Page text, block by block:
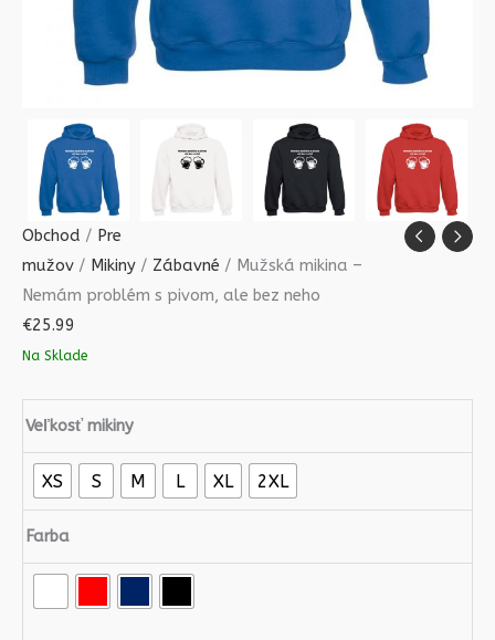
Obchod / Pre
mužov / Mikiny / Zábavné / Mužská mikina –
Nemám problém s pivom, ale bez neho
€25.99
Na Sklade
Veľkosť mikiny
XS S M L XL 2XL
Farba